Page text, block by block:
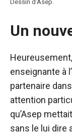
Un
enseignante à
partenaire
attention
qu’Asep
sans le lui dire